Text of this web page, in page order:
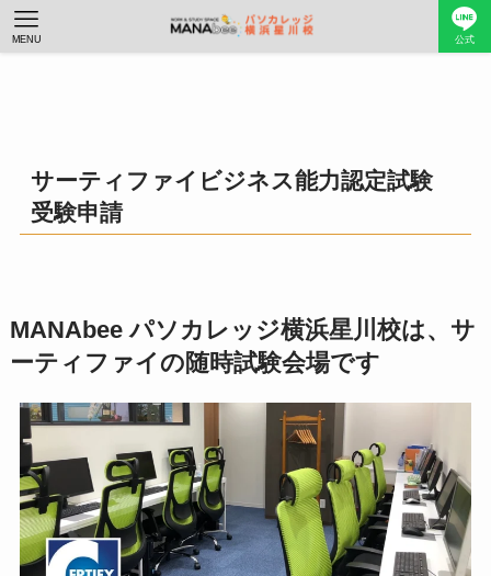
公式
MENU
サーティファイビジネス能力認定試験
受験申請
MANAbee パソカレッジ横浜星川校は、サ
ーティファイの随時試験会場です